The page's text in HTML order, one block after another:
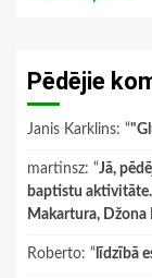
Pēdējie
Janis Karklins: “
martinsz: “Jā,
baptistu
Makartura,
Roberto: “ līdzībā